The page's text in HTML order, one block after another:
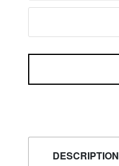
DESCRIPTION